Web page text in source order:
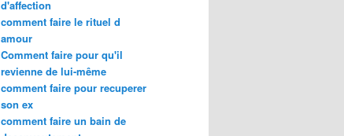
d'affection
comment faire le rituel d
amour
Comment faire pour qu'il
revienne de lui-même
comment faire pour recuperer
son ex
comment faire un bain de